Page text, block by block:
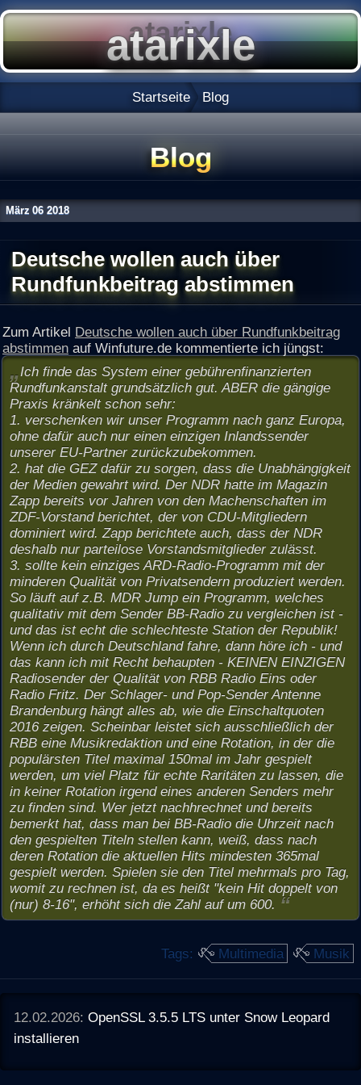
Startseite Blog
Blog
März 06 2018
Deutsche wollen auch über
Rundfunkbeitrag abstimmen
Zum Artikel Deutsche wollen auch über Rundfunkbeitrag
abstimmen auf Winfuture.de kommentierte ich jüngst:
Ich finde das System einer gebührenfinanzierten
Rundfunkanstalt grundsätzlich gut. ABER die gängige
Praxis kränkelt schon sehr:
1. verschenken wir unser Programm nach ganz Europa,
ohne dafür auch nur einen einzigen Inlandssender
unserer EU-Partner zurückzubekommen.
2. hat die GEZ dafür zu sorgen, dass die Unabhängigkeit
der Medien gewahrt wird. Der NDR hatte im Magazin
Zapp bereits vor Jahren von den Machenschaften im
ZDF-Vorstand berichtet, der von CDU-Mitgliedern
dominiert wird. Zapp berichtete auch, dass der NDR
deshalb nur parteilose Vorstandsmitglieder zulässt.
3. sollte kein einziges ARD-Radio-Programm mit der
minderen Qualität von Privatsendern produziert werden.
So läuft auf z.B. MDR Jump ein Programm, welches
qualitativ mit dem Sender BB-Radio zu vergleichen ist -
und das ist echt die schlechteste Station der Republik!
Wenn ich durch Deutschland fahre, dann höre ich - und
das kann ich mit Recht behaupten - KEINEN EINZIGEN
Radiosender der Qualität von RBB Radio Eins oder
Radio Fritz. Der Schlager- und Pop-Sender Antenne
Brandenburg hängt alles ab, wie die Einschaltquoten
2016 zeigen. Scheinbar leistet sich ausschließlich der
RBB eine Musikredaktion und eine Rotation, in der die
populärsten Titel maximal 150mal im Jahr gespielt
werden, um viel Platz für echte Raritäten zu lassen, die
in keiner Rotation irgend eines anderen Senders mehr
zu finden sind. Wer jetzt nachhrechnet und bereits
bemerkt hat, dass man bei BB-Radio die Uhrzeit nach
den gespielten Titeln stellen kann, weiß, dass nach
deren Rotation die aktuellen Hits mindesten 365mal
gespielt werden. Spielen sie den Titel mehrmals pro Tag,
womit zu rechnen ist, da es heißt "kein Hit doppelt von
(nur) 8-16", erhöht sich die Zahl auf um 600.
Tags: Multimedia Musik
12.02.2026:OpenSSL 3.5.5 LTS unter Snow Leopard
installieren